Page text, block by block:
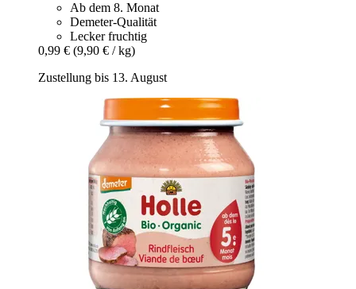
Ab dem 8. Monat
Demeter-Qualität
Lecker fruchtig
0,99 € (9,90 € / kg)
Zustellung bis 13. August